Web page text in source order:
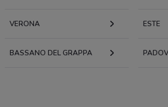
0.3369210078213322
Viale Europa 21 Montecchio
Corte Delle Filande, 20
VERONA ESTE
BASSANO DEL GRAPPA